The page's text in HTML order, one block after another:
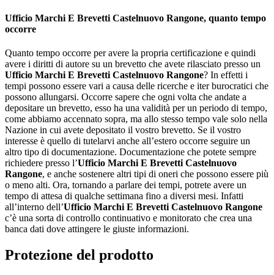
Ufficio Marchi E Brevetti Castelnuovo Rangone, quanto tempo
occorre
Quanto tempo occorre per avere la propria certificazione e quindi
avere i diritti di autore su un brevetto che avete rilasciato presso un
Ufficio Marchi E Brevetti Castelnuovo Rangone? In effetti i
tempi possono essere vari a causa delle ricerche e iter burocratici che
possono allungarsi. Occorre sapere che ogni volta che andate a
depositare un brevetto, esso ha una validità per un periodo di tempo,
come abbiamo accennato sopra, ma allo stesso tempo vale solo nella
Nazione in cui avete depositato il vostro brevetto. Se il vostro
interesse è quello di tutelarvi anche all’estero occorre seguire un
altro tipo di documentazione. Documentazione che potete sempre
richiedere presso l’Ufficio Marchi E Brevetti Castelnuovo
Rangone, e anche sostenere altri tipi di oneri che possono essere più
o meno alti. Ora, tornando a parlare dei tempi, potrete avere un
tempo di attesa di qualche settimana fino a diversi mesi. Infatti
all’interno dell’Ufficio Marchi E Brevetti Castelnuovo Rangone
c’è una sorta di controllo continuativo e monitorato che crea una
banca dati dove attingere le giuste informazioni.
Protezione del prodotto